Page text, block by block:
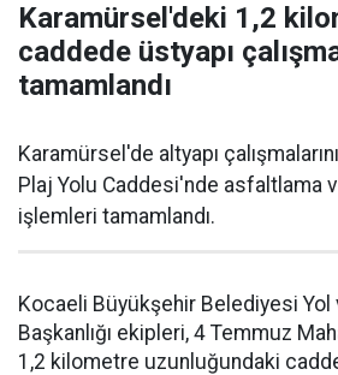
Karamürsel'deki 1,2
caddede üstyapı
tamamlandı
Karamürsel'de altyapı
Plaj Yolu Caddesi'nde asfaltlama
işlemleri tamamlandı.
Kocaeli Büyükşehir Belediyesi Yol
Başkanlığı ekipleri, 4 Temmuz
1,2 kilometre uzunluğundaki